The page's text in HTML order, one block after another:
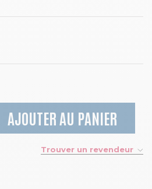
AJOUTER AU PANIER
Trouver un revendeur